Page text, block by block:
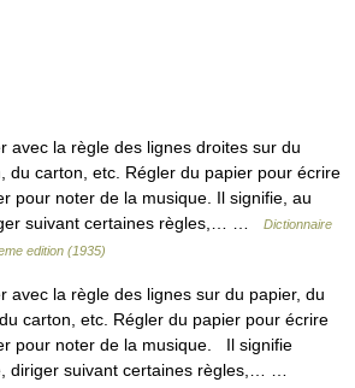
avec la règle des lignes droites sur du
du carton, etc. Régler du papier pour écrire
pour noter de la musique. Il signifie, au
suivant certaines règles,… …
Dictionnaire
edition (1935)
avec la règle des lignes sur du papier, du
carton, etc. Régler du papier pour écrire
pour noter de la musique. Il signifie
diriger suivant certaines règles,… …